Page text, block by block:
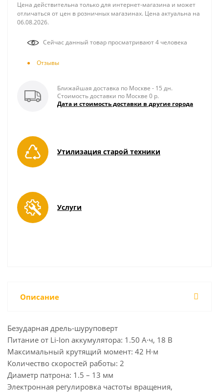
Цена действительна только для интернет-магазина и может
отличаться от цен в розничных магазинах. Цена актуальна на
06.08.2026.
Сейчас данный товар просматривают 4 человека
Отзывы
Ближайшая доставка по Москве - 15 дн.
Стоимость доставки по Москве 0 р.
Дата и стоимость доставки в другие города
Утилизация старой техники
Услуги
Описание
Безударная дрель-шуруповерт
Питание от Li-Ion аккумулятора: 1.50 А·ч, 18 В
Максимальный крутящий момент: 42 Н·м
Количество скоростей работы: 2
Диаметр патрона: 1.5 – 13 мм
Электронная регулировка частоты вращения,